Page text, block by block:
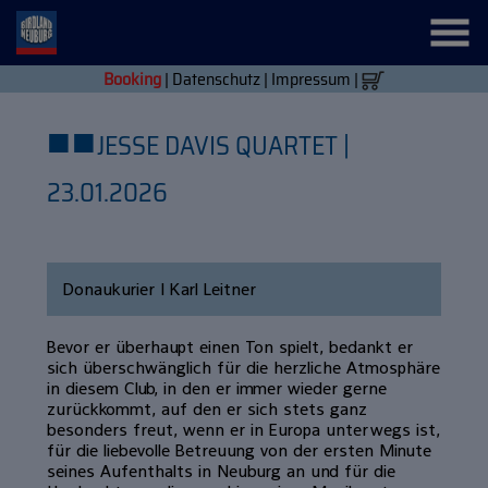
Booking| Datenschutz| Impressum |
■■JESSE DAVIS QUARTET |
23.01.2026
Donaukurier | Karl Leitner
Bevor er überhaupt einen Ton spielt, bedankt er
sich überschwänglich für die herzliche Atmosphäre
in diesem Club, in den er immer wieder gerne
zurückkommt, auf den er sich stets ganz
besonders freut, wenn er in Europa unterwegs ist,
für die liebevolle Betreuung von der ersten Minute
seines Aufenthalts in Neuburg an und für die